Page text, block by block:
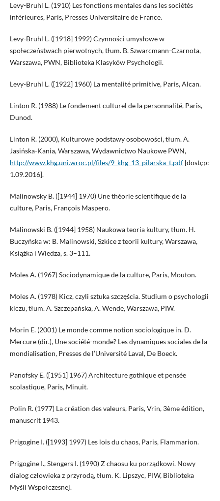
Levy-Bruhl L. (1910) Les fonctions mentales dans les sociétés
inférieures, Paris, Presses Universitaire de France.
Levy-Bruhl L. ([1918] 1992) Czynności umysłowe w
społeczeństwach pierwotnych, tłum. B. Szwarcmann-Czarnota,
Warszawa, PWN, Biblioteka Klasyków Psychologii.
Levy-Bruhl L. ([1922] 1960) La mentalité primitive, Paris, Alcan.
Linton R. (1988) Le fondement culturel de la personnalité, Paris,
Dunod.
Linton R. (2000), Kulturowe podstawy osobowości, tłum. A.
Jasińska-Kania, Warszawa, Wydawnictwo Naukowe PWN,
http://www.khg.uni.wroc.pl/files/9_khg_13_pilarska_t.pdf[dostęp:
1.09.2016].
Malinowsky B. ([1944] 1970) Une théorie scientifique de la
culture, Paris, François Maspero.
Malinowski B. ([1944] 1958) Naukowa teoria kultury, tłum. H.
Buczyńska w: B. Malinowski, Szkice z teorii kultury, Warszawa,
Książka i Wiedza, s. 3–111.
Moles A. (1967) Sociodynamique de la culture, Paris, Mouton.
Moles A. (1978) Kicz, czyli sztuka szczęścia. Studium o psychologii
kiczu, tłum. A. Szczepańska, A. Wende, Warszawa, PIW.
Morin E. (2001) Le monde comme notion sociologique in. D.
Mercure (dir.), Une société-monde? Les dynamiques sociales de la
mondialisation, Presses de l’Université Laval, De Boeck.
Panofsky E. ([1951] 1967) Architecture gothique et pensée
scolastique, Paris, Minuit.
Polin R. (1977) La création des valeurs, Paris, Vrin, 3ème édition,
manuscrit 1943.
Prigogine I. ([1993] 1997) Les lois du chaos, Paris, Flammarion.
Prigogine I., Stengers I. (1990) Z chaosu ku porządkowi. Nowy
dialog człowieka z przyrodą, tłum. K. Lipszyc, PIW, Biblioteka
Myśli Wspołczesnej.